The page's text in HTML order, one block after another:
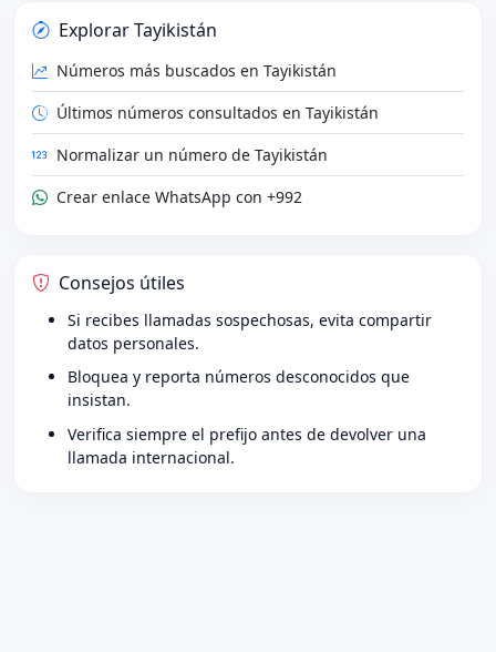
Explorar Tayikistán
Números más buscados en Tayikistán
Últimos números consultados en Tayikistán
Normalizar un número de Tayikistán
Crear enlace WhatsApp con +992
Consejos útiles
Si recibes llamadas sospechosas, evita compartir
datos personales.
Bloquea y reporta números desconocidos que
insistan.
Verifica siempre el prefijo antes de devolver una
llamada internacional.